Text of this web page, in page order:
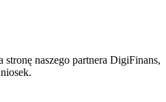
naszego partnera DigiFinans,